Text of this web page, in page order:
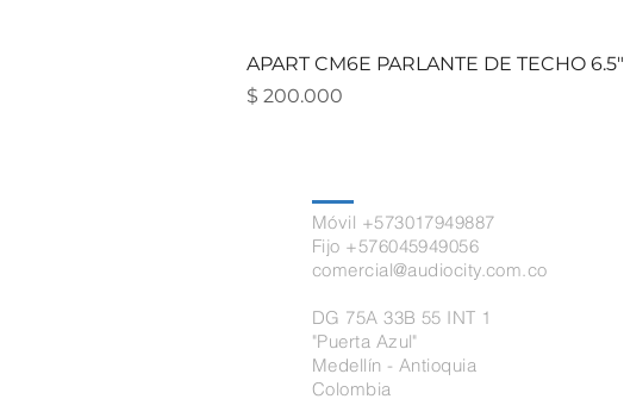
APART CM6E PARLANTE DE TECHO 6.5"
Precio
$ 200.000
Móvil +573017949887
Fijo +576045949056
comercial@audiocity.com.co
DG 75A 33B 55 INT 1
"Puerta Azul"
Medellín - Antioquia
Colombia